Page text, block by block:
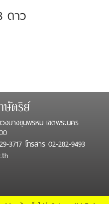
ดาว
ษัตริย์
งบางขุนพรหม เขตพระนคร
3717 โทรสาร 02-282-9493